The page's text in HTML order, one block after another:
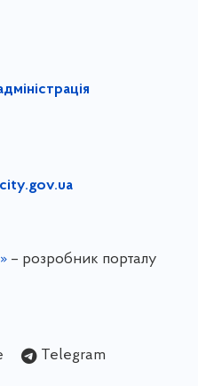
– розробник порталу
Telegram